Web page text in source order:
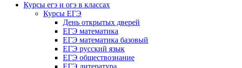
Курсы егэ и огэ в классах
Курсы ЕГЭ
День открытых дверей
ЕГЭ математика
ЕГЭ математика базовый
ЕГЭ русский язык
ЕГЭ обществознание